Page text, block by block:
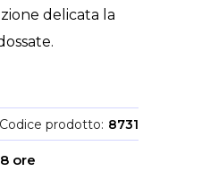
delicata la
Codice prodotto 8731
ore